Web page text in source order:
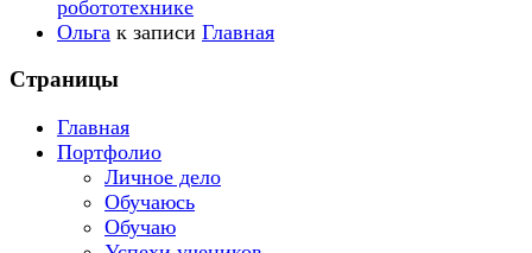
робототехнике
Ольга к записи Главная
Страницы
Главная
Портфолио
Личное дело
Обучаюсь
Обучаю